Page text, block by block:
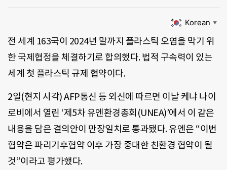
Korean ▼
전 세계 163국이 2024년 말까지 플라스틱 오염을 막기 위
한 국제협정을 체결하기로 합의했다. 법적 구속력이 있는
세계 첫 플라스틱 규제 협약이다.
2일(현지 시각) AFP통신 등 외신에 따르면 이날 케냐 나이
로비에서 열린 ‘제5차 유엔환경총회(UNEA)’에서 이 같은
내용을 담은 결의안이 만장일치로 통과됐다. 유엔은 “이번
협약은 파리기후협약 이후 가장 중대한 친환경 협약이 될
것”이라고 평가했다.